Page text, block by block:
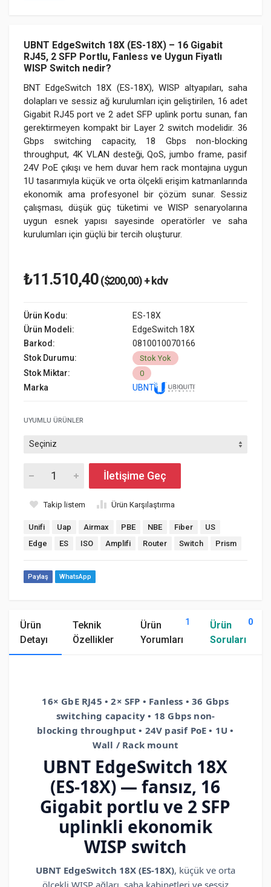
UBNT EdgeSwitch 18X (ES-18X) – 16 Gigabit
RJ45, 2 SFP Portlu, Fanless ve Uygun Fiyatlı
WISP Switch nedir?
BNT EdgeSwitch 18X (ES-18X), WISP altyapıları, saha
dolapları ve sessiz ağ kurulumları için geliştirilen, 16 adet
Gigabit RJ45 port ve 2 adet SFP uplink portu sunan, fan
gerektirmeyen kompakt bir Layer 2 switch modelidir. 36
Gbps switching capacity, 18 Gbps non-blocking
throughput, 4K VLAN desteği, QoS, jumbo frame, pasif
24V PoE çıkışı ve hem duvar hem rack montajına uygun
1U tasarımıyla küçük ve orta ölçekli erişim katmanlarında
ekonomik ama profesyonel bir çözüm sunar. Sessiz
çalışması, düşük güç tüketimi ve WISP senaryolarına
uygun esnek yapısı sayesinde operatörler ve saha
kurulumları için güçlü bir tercih oluşturur.
₺11.510,40($200,00) + kdv
Ürün Kodu:
ES-18X
Ürün Modeli:
EdgeSwitch 18X
Barkod:
0810010070166
Stok Durumu:
Stok Yok
Stok Miktar: 0
Marka UBNT
UYUMLU ÜRÜNLER
İletişime Geç
Takip listem Ürün Karşılaştırma
Unifi Uap Airmax PBE NBE Fiber
US
Edge
ES ISO Amplifi Router Switch Prism
Paylaş WhatsApp
Ürün
Detayı
Teknik
Özellikler
Ürün
Yorumları
1
Ürün
Soruları
0
16× GbE RJ45 • 2× SFP • Fanless • 36 Gbps
switching capacity • 18 Gbps non-
blocking throughput • 24V pasif PoE • 1U •
Wall / Rack mount
UBNT EdgeSwitch 18X
(ES-18X) — fansız, 16
Gigabit portlu ve 2 SFP
uplinkli ekonomik
WISP switch
UBNT EdgeSwitch 18X (ES-18X), küçük ve orta
ölçekli WISP ağları, saha kabinetleri ve sessiz